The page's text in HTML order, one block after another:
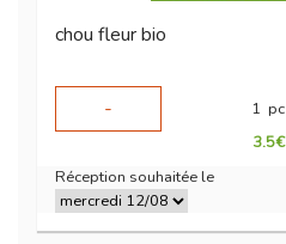
chou fleur bio
-
1 pc
3.5€
Réception souhaitée le